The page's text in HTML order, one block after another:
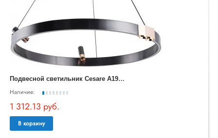
П
одвесной светильник Cesare A1993SP-30BK
Наличие:
1 312.13 руб.
В корзину